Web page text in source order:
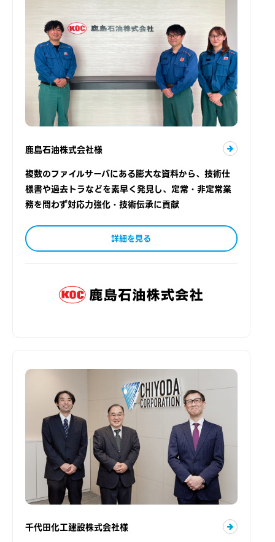
鹿島石油株式会社様
複数のファイルサーバにある膨大な資料から、技術仕
様書や過去トラなどを素早く発見し、定常・非定常業
務を問わず対応力強化・技術伝承に貢献
詳細を見る
千代田化工建設株式会社様